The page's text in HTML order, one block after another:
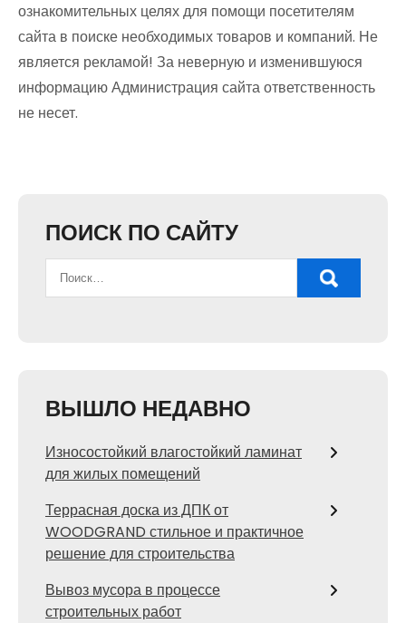
ознакомительных целях для помощи посетителям
сайта в поиске необходимых товаров и компаний. Не
является рекламой! За неверную и изменившуюся
информацию Администрация сайта ответственность
не несет.
ПОИСК ПО САЙТУ
ВЫШЛО НЕДАВНО
Износостойкий влагостойкий ламинат
для жилых помещений
Террасная доска из ДПК от
WOODGRAND стильное и практичное
решение для строительства
Вывоз мусора в процессе
строительных работ